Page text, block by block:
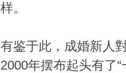
样。
有鉴于此，成婚新人
2000年摆布起头有了